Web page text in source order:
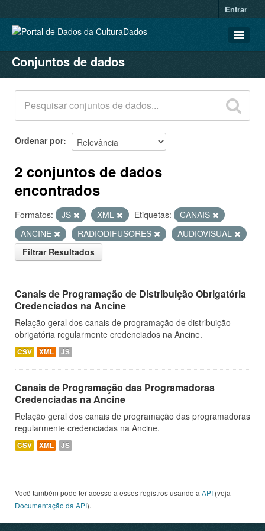
Entrar
CONJUNTOS DE DADOS
ORGANIZAÇÕES
GRUPOS
SOBRE
Conjuntos de dados
Ordenar por
2 conjuntos de dados
encontrados
Formatos: JS XML Etiquetas:
CANAIS
ANCINE
RADIODIFUSORES
AUDIOVISUAL
Filtrar Resultados
Canais de Programação de Distribuição Obrigatória
Credenciados na Ancine
Relação geral dos canais de programação de distribuição
obrigatória regularmente credenciados na Ancine.
CSV XML JS
Canais de Programação das Programadoras
Credenciadas na Ancine
Relação geral dos canais de programação das programadoras
regularmente credenciadas na Ancine.
CSV XML JS
Você também pode ter acesso a esses registros usando a API (veja
Documentação da API).